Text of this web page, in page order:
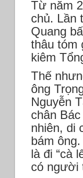
Từ năm
chủ. Lần
Quang
thâu tóm
kiêm
Thế
ông
Nguyễn
chân
nhiên, di
bám
là đi “cà
có người